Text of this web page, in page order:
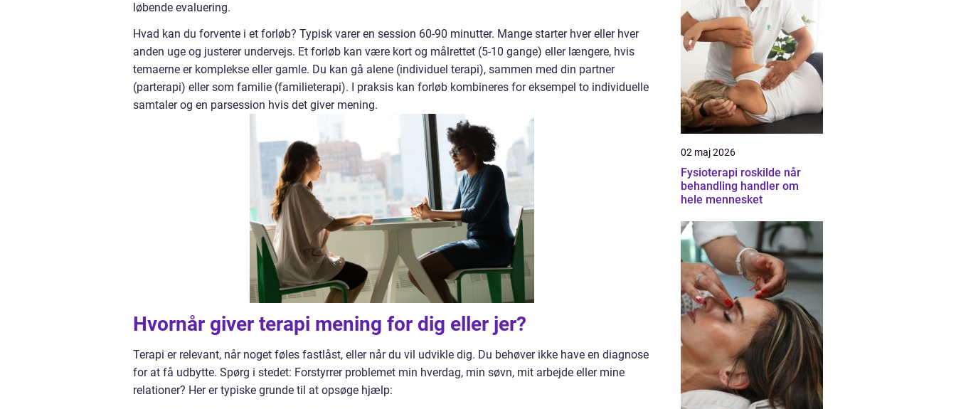
løbende evaluering.
Hvad kan du forvente i et forløb? Typisk varer en session 60-90 minutter. Mange starter hver eller hver
anden uge og justerer undervejs. Et forløb kan være kort og målrettet (5-10 gange) eller længere, hvis
temaerne er komplekse eller gamle. Du kan gå alene (individuel terapi), sammen med din partner
(parterapi) eller som familie (familieterapi). I praksis kan forløb kombineres for eksempel to individuelle
samtaler og en parsession hvis det giver mening.
Hvornår giver terapi mening for dig eller jer?
Terapi er relevant, når noget føles fastlåst, eller når du vil udvikle dig. Du behøver ikke have en diagnose
for at få udbytte. Spørg i stedet: Forstyrrer problemet min hverdag, min søvn, mit arbejde eller mine
relationer? Her er typiske grunde til at opsøge hjælp:
02 maj 2026
Fysioterapi roskilde når
behandling handler om
hele mennesket